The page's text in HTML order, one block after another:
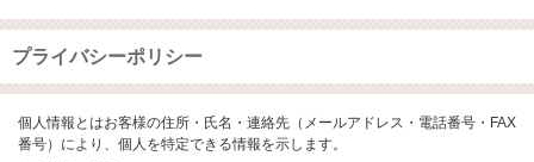
プライバシーポリシー
個人情報とはお客様の住所・氏名・連絡先（メールアドレス・電話番号・FAX
番号）により、個人を特定できる情報を示します。